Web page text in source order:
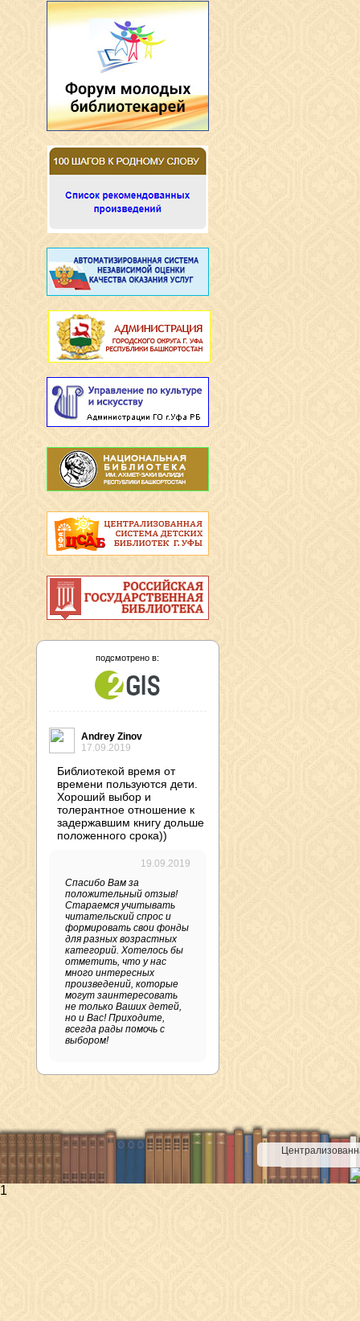
подсмотрено в:
Andrey Zinov
17.09.2019
Библиотекой время от
времени пользуются дети.
Хороший выбор и
толерантное отношение к
задержавшим книгу дольше
положенного срока))
19.09.2019
Спасибо Вам за
положительный отзыв!
Стараемся учитывать
читательский спрос и
формировать свои фонды
для разных возрастных
категорий. Хотелось бы
отметить, что у нас
много интересных
произведений, которые
могут заинтересовать
не только Ваших детей,
но и Вас! Приходите,
всегда рады помочь с
выбором!
1